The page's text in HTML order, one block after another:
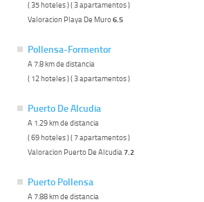
( 35 hoteles ) ( 3 apartamentos )
Valoracion Playa De Muro6.5
Pollensa-Formentor
A 7.8 km de distancia
( 12 hoteles ) ( 3 apartamentos )
Puerto De Alcudia
A 1.29 km de distancia
( 69 hoteles ) ( 7 apartamentos )
Valoracion Puerto De Alcudia 7.2
Puerto Pollensa
A 7.88 km de distancia